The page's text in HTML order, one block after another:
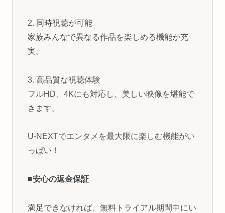
2. 同時視聴が可能
家族みんなで異なる作品を楽しめる機能が充
実。
3. 高品質な視聴体験
フルHD、4Kにも対応し、美しい映像を堪能で
きます。
U-NEXTでエンタメを最大限に楽しむ機能がい
っぱい！
■安心の返金保証
満足できなければ、無料トライアル期間中にい